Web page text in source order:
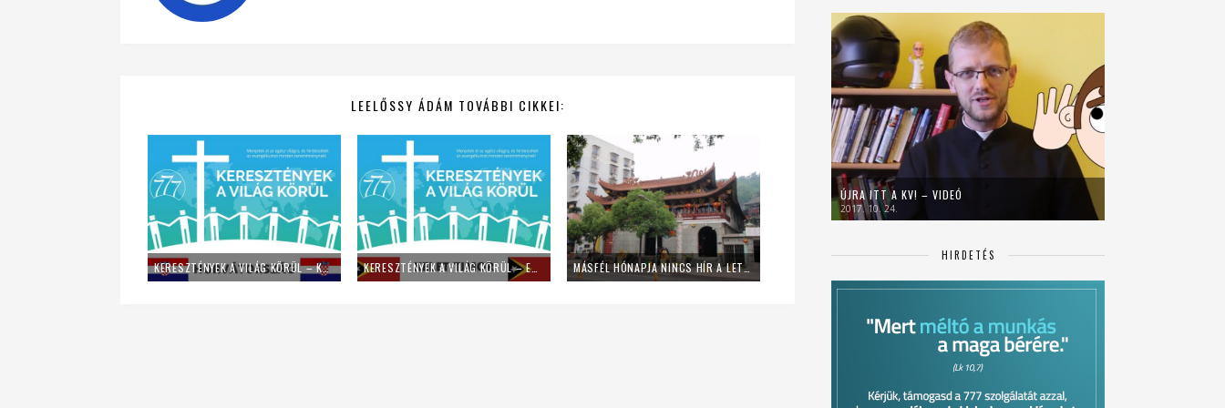
LEELŐSSY ÁDÁM TOVÁBBI CIKKEI:
KERESZTÉNYEK A VILÁG KÖRÜL – KATOLIKUS SZOMSZÉDAINK KERESZTÉNYEK A VILÁG KÖRÜL – EGY REGÉNYBE ILLŐ SZIGET MÁSFÉL HÓNAPJA NINCS HÍR A LETARTÓZTATOTT KÍNAI PÜSPÖKRŐL
ÚJRA ITT A KV! – VIDEÓ
2017. 10. 24.
HIRDETÉS